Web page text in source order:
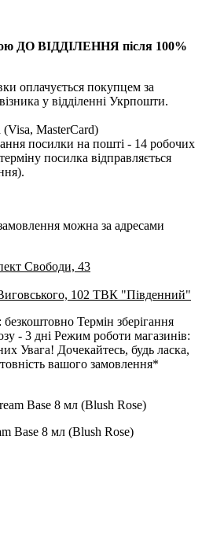
ДО ВІДДІЛЕННЯ після 100%
оплачується покупцем за
у відділенні Укрпошти.
MasterCard)
посилки на пошті - 14 робочих
посилка відправляється
можна за адресами
Свободи, 43
102 ТВК "Південний"
безкоштовно Термін зберігання
- 3 дні Режим роботи магазинів:
Увага! Дочекайтесь, будь ласка,
вашого замовлення*
Base 8 мл (Blush Rose)